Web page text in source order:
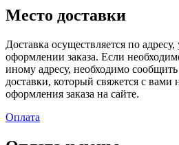
Место доставки
Доставка осуществляется по
оформлении заказа. Если
иному адресу, необходимо
доставки, который свяжется с вами
оформления заказа на сайте.
Оплата